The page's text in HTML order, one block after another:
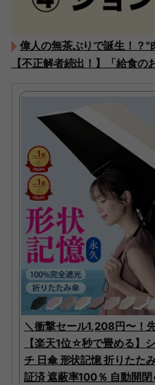
偉人の無茶ぶりで誕生！？"
【不正解者続出！】「給食
＼衝撃セール1,208円〜！
【楽天1位☆秒で畳める】
チ 日傘 形状記憶 折りたた
証済 遮蔽率100％ 自動開